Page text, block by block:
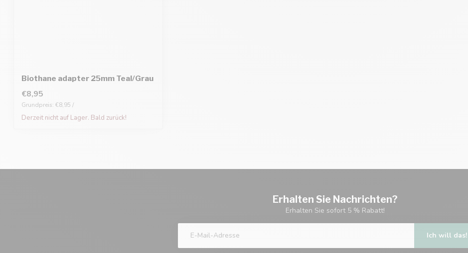
Biothane adapter 25mm Teal/Grau
€8,95
Grundpreis: €8,95 /
Derzeit nicht auf Lager. Bald zurück!
Erhalten Sie Nachrichten?
Erhalten Sie sofort 5 % Rabatt!
Ich will das!